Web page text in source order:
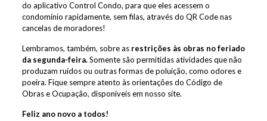
do aplicativo Control Condo, para que eles acessem o
condomínio rapidamente, sem filas, através do QR Code nas
cancelas de moradores!
Lembramos, também, sobre as restrições às obras no feriado
da segunda-feira.Somente são permitidas atividades que não
produzam ruídos ou outras formas de poluição, como odores e
poeira. Fique sempre atento às orientações do Código de
Obras e Ocupação, disponíveis em nosso site.
Feliz ano novo a todos!